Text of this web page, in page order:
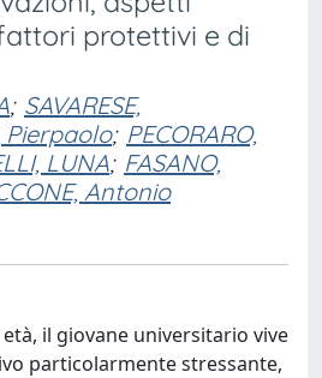
protettivi e di
; SAVARESE,
Pierpaolo; PECORARO,
LUNA; FASANO,
Antonio
età, il giovane universitario vive
particolarmente stressante,